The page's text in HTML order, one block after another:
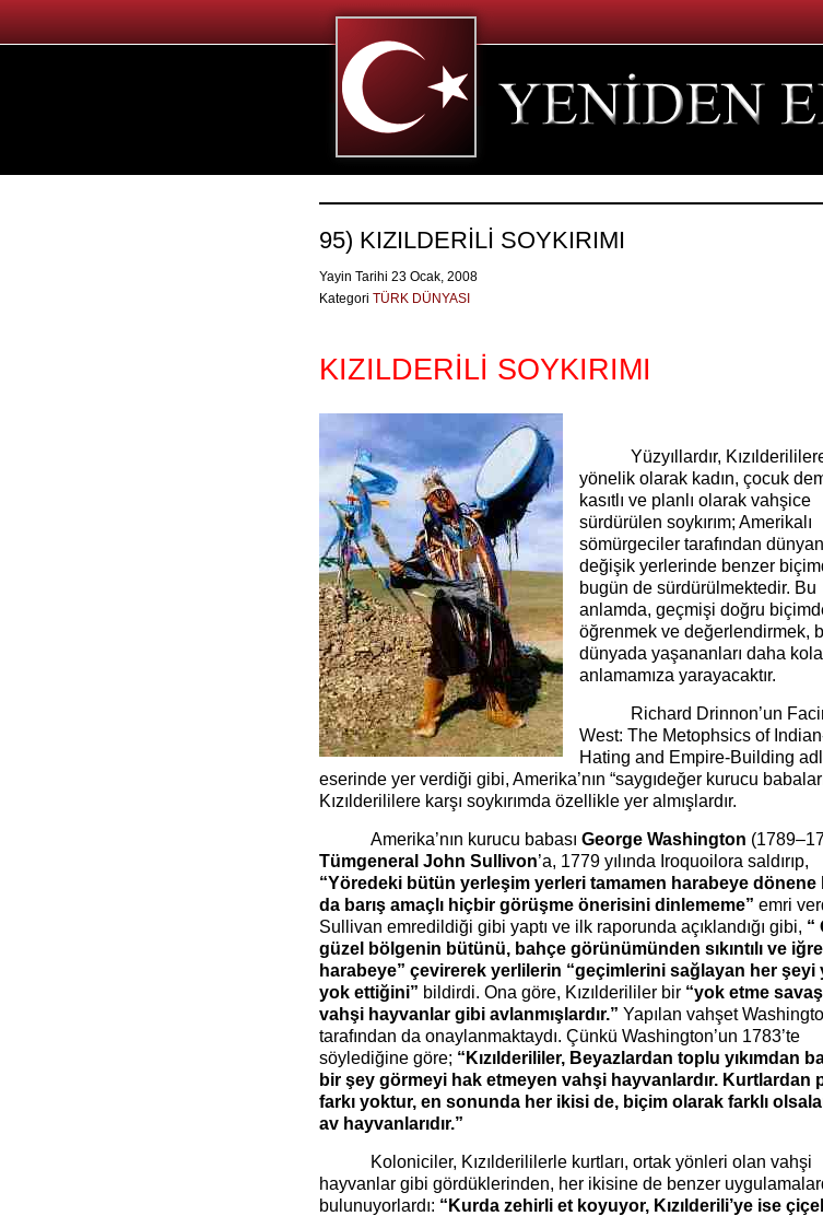
95) KIZILDERİLİ SOYKIRIMI
Yayin Tarihi 23 Ocak, 2008
Kategori TÜRK DÜNYASI
KIZILDERİLİ SOYKIRIMI
Yüzyıllardır,
yönelik olarak kadın, çocuk
kasıtlı ve planlı olarak vahşice
sürdürülen soykırım; Amerikalı
sömürgeciler tarafından
değişik yerlerinde benzer
bugün de sürdürülmektedir. Bu
anlamda, geçmişi doğru
öğrenmek ve değerlendirmek,
dünyada yaşananları daha
anlamamıza yarayacaktır.
Richard Drinnon’un
West: The Metophsics of
Hating and Empire-Building
eserinde yer verdiği gibi, Amerika’nın “saygıdeğer kurucu
Kızılderililere karşı soykırımda özellikle yer almışlardır.
Amerika’nın kurucu babasıGeorge Washington
Tümgeneral John Sullivon’a, 1779 yılında Iroquoilora saldırıp,
“Yöredeki bütün yerleşim yerleri tamamen harabeye dönene
da barış amaçlı hiçbir görüşme önerisini dinlememe” emri
Sullivan emredildiği gibi yaptı ve ilk raporunda açıklandığı gibi, “
güzel bölgenin bütünü, bahçe görünümünden sıkıntılı ve
harabeye” çevirerek yerlilerin “geçimlerini sağlayan her şeyi
yok ettiğini” bildirdi. Ona göre, Kızılderililer bir “yok etme
vahşi hayvanlar gibi avlanmışlardır.” Yapılan vahşet
tarafından da onaylanmaktaydı. Çünkü Washington’un 1783’te
söylediğine göre; “Kızılderililer, Beyazlardan toplu yıkımdan
bir şey görmeyi hak etmeyen vahşi hayvanlardır. Kurtlardan
farkı yoktur, en sonunda her ikisi de, biçim olarak farklı
av hayvanlarıdır.”
Koloniciler, Kızılderililerle kurtları, ortak yönleri olan vahşi
hayvanlar gibi gördüklerinden, her ikisine de benzer
bulunuyorlardı: “Kurda zehirli et koyuyor, Kızılderili’ye ise